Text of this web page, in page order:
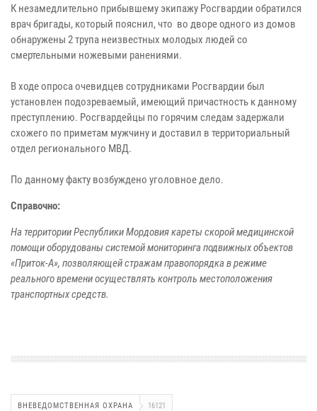
К незамедлительно прибывшему экипажу Росгвардии обратился
врач бригады, который пояснил, что во дворе одного из домов
обнаружены 2 трупа неизвестных молодых людей со
смертельными ножевыми ранениями.
В ходе опроса очевидцев сотрудниками Росгвардии был
установлен подозреваемый, имеющий причастность к данному
преступлению. Росгвардейцы по горячим следам задержали
схожего по приметам мужчину и доставил в территориальный
отдел регионального МВД.
По данному факту возбуждено уголовное дело.
Справочно:
На территории Республики Мордовия кареты скорой медицинской
помощи оборудованы системой мониторинга подвижных объектов
«Приток-А», позволяющей стражам правопорядка в режиме
реального времени осуществлять контроль местоположения
транспортных средств.
ВНЕВЕДОМСТВЕННАЯ ОХРАНА 16121